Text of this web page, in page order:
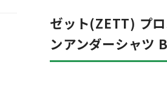
ゼット(ZETT) プ
ンアンダーシャツ